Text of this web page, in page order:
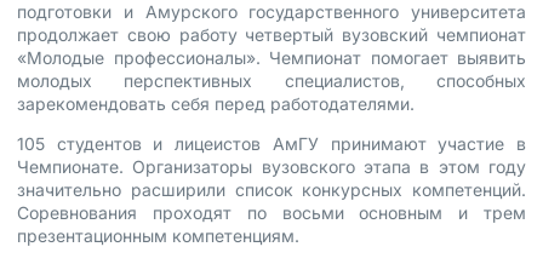
подготовки и Амурского государственного университета
продолжает свою работу четвертый вузовский чемпионат
«Молодые профессионалы». Чемпионат помогает выявить
молодых перспективных специалистов, способных
зарекомендовать себя перед работодателями.
105 студентов и лицеистов АмГУ принимают участие в
Чемпионате. Организаторы вузовского этапа в этом году
значительно расширили список конкурсных компетенций.
Соревнования проходят по восьми основным и трем
презентационным компетенциям.